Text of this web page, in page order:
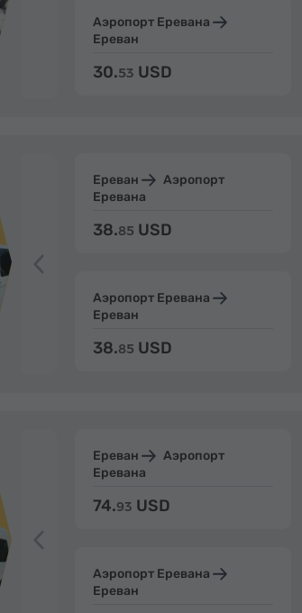
Аэропорт Еревана
Ереван
30.53 USD
Ереван
Аэропорт
Еревана
38.85 USD
Аэропорт Еревана
Ереван
38.85 USD
Ереван
Аэропорт
Еревана
74.93 USD
Аэропорт Еревана
Ереван